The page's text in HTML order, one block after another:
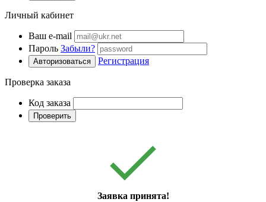
Личный кабинет
Ваш e-mail
Пароль Забыли?
Авторизоваться Регистрация
Проверка заказа
Код заказа
Проверить
Заявка принята!